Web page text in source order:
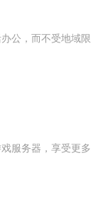
公，而不受地域限
服务器，享受更多